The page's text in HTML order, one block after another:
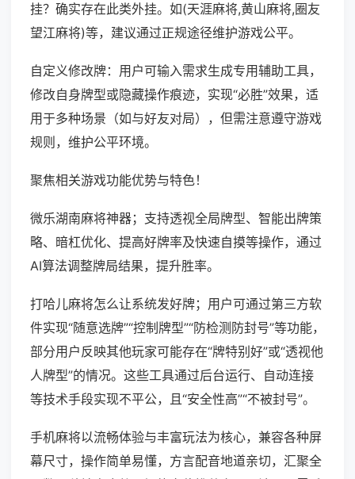
挂？确实存在此类外挂。如(天涯麻将,黄山麻将,圈友
望江麻将)等，建议通过正规途径维护游戏公平。
自定义修改牌：用户可输入需求生成专用辅助工具，
修改自身牌型或隐藏操作痕迹，实现“必胜”效果，适
用于多种场景（如与好友对局），但需注意遵守游戏
规则，维护公平环境。
聚焦相关游戏功能优势与特色！
微乐湖南麻将神器；支持透视全局牌型、智能出牌策
略、暗杠优化、提高好牌率及快速自摸等操作，通过
AI算法调整牌局结果，提升胜率。
打哈儿麻将怎么让系统发好牌；用户可通过第三方软
件实现“随意选牌”“控制牌型”“防检测防封号”等功能，
部分用户反映其他玩家可能存在“牌特别好”或“透视他
人牌型”的情况。这些工具通过后台运行、自动连接
等技术手段实现不平公，且“安全性高”“不被封号”。
手机麻将以流畅体验与丰富玩法为核心，兼容各种屏
幕尺寸，操作简单易懂，方言配音地道亲切，汇聚全